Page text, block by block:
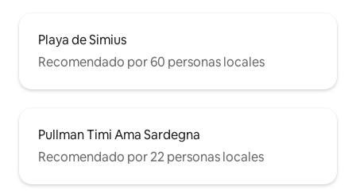
Playa de Simius
Recomendado por 60 personas locales
Pullman Timi Ama Sardegna
Recomendado por 22 personas locales